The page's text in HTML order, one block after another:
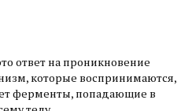
ответ на проникновение
которые воспринимаются,
ферменты, попадающие в